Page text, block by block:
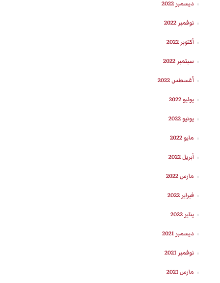
ديسمبر 2022
نوفمبر 2022
أكتوبر 2022
سبتمبر 2022
أغسطس 2022
يوليو 2022
يونيو 2022
مايو 2022
أبريل 2022
مارس 2022
فبراير 2022
يناير 2022
ديسمبر 2021
نوفمبر 2021
مارس 2021